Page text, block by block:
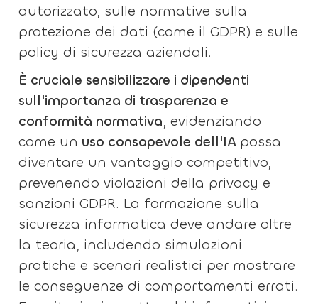
autorizzato, sulle normative sulla
protezione dei dati (come il GDPR) e sulle
policy di sicurezza aziendali.
È cruciale sensibilizzare i dipendenti
sull'importanza di trasparenza e
conformità normativa, evidenziando
come un uso consapevole dell'IA possa
diventare un vantaggio competitivo,
prevenendo violazioni della privacy e
sanzioni GDPR. La formazione sulla
sicurezza informatica deve andare oltre
la teoria, includendo simulazioni
pratiche e scenari realistici per mostrare
le conseguenze di comportamenti errati.